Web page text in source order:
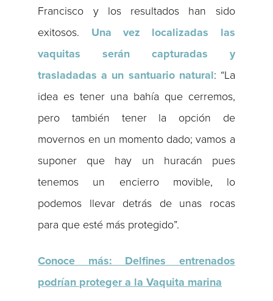
Francisco y los resultados han sido
exitosos. Una vez localizadas las
vaquitas serán capturadas y
trasladadas a un santuario natural: “La
idea es tener una bahía que cerremos,
pero también tener la opción de
movernos en un momento dado; vamos a
suponer que hay un huracán pues
tenemos un encierro movible, lo
podemos llevar detrás de unas rocas
para que esté más protegido”.
Conoce más: Delfines entrenados
podrían proteger a la Vaquita marina